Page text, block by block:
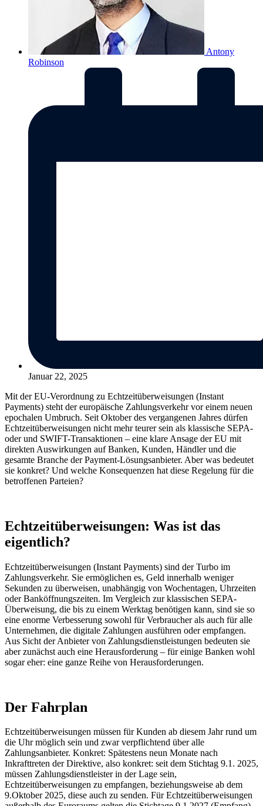
Antony
Robinson
Januar 22, 2025
Mit der EU-Verordnung zu Echtzeitüberweisungen (Instant
Payments) steht der europäische Zahlungsverkehr vor einem neuen
epochalen Umbruch. Seit Oktober des vergangenen Jahres dürfen
Echtzeitüberweisungen nicht mehr teurer sein als klassische SEPA-
oder und SWIFT-Transaktionen – eine klare Ansage der EU mit
direkten Auswirkungen auf Banken, Kunden, Händler und die
gesamte Branche der Payment-Lösungsanbieter. Aber was bedeutet
sie konkret? Und welche Konsequenzen hat diese Regelung für die
betroffenen Parteien?
Echtzeitüberweisungen: Was ist das
eigentlich?
Echtzeitüberweisungen (Instant Payments) sind der Turbo im
Zahlungsverkehr. Sie ermöglichen es, Geld innerhalb weniger
Sekunden zu überweisen, unabhängig von Wochentagen, Uhrzeiten
oder Banköffnungszeiten. Im Vergleich zur klassischen SEPA-
Überweisung, die bis zu einem Werktag benötigen kann, sind sie so
eine enorme Verbesserung sowohl für Verbraucher als auch für alle
Unternehmen, die digitale Zahlungen ausführen oder empfangen.
Aus Sicht der Anbieter von Zahlungsdienstleistungen bedeuten sie
aber zunächst auch eine Herausforderung – für einige Banken wohl
sogar eher: eine ganze Reihe von Herausforderungen.
Der Fahrplan
Echtzeitüberweisungen müssen für Kunden ab diesem Jahr rund um
die Uhr möglich sein und zwar verpflichtend über alle
Zahlungsanbieter. Konkret: Spätestens neun Monate nach
Inkrafttreten der Direktive, also konkret: seit dem Stichtag 9.1. 2025,
müssen Zahlungsdienstleister in der Lage sein,
Echtzeitüberweisungen zu empfangen, beziehungsweise ab dem
9.Oktober 2025, diese auch zu senden. Für Echtzeitüberweisungen